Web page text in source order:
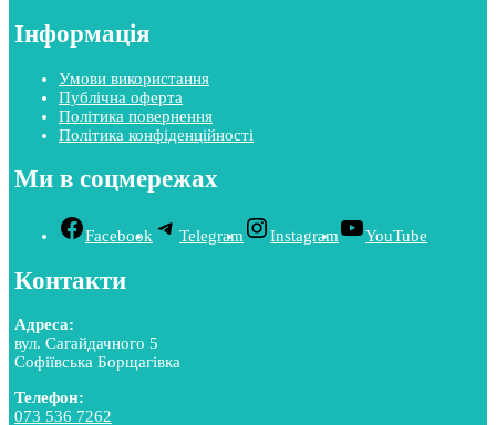
Інформація
Умови використання
Публічна оферта
Політика повернення
Політика конфіденційності
Ми в соцмережах
Facebook Telegram Instagram YouTube
Контакти
Адреса:
вул. Сагайдачного 5
Софіївська Борщагівка
Телефон:
073 536 7262